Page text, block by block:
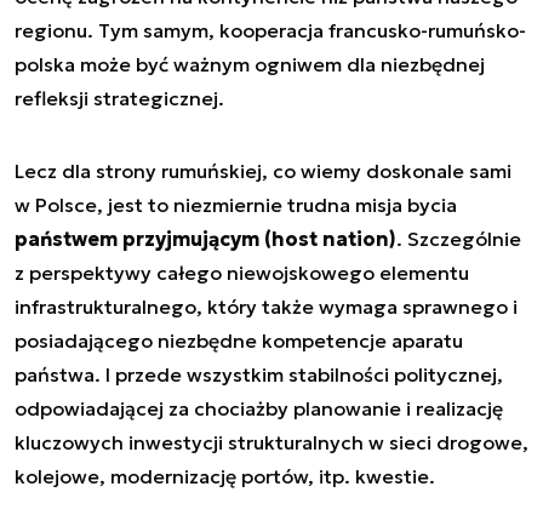
regionu. Tym samym, kooperacja francusko-rumuńsko-
polska może być ważnym ogniwem dla niezbędnej
refleksji strategicznej.
Lecz dla strony rumuńskiej, co wiemy doskonale sami
w Polsce, jest to niezmiernie trudna misja bycia
państwem przyjmującym (host nation). Szczególnie
z perspektywy całego niewojskowego elementu
infrastrukturalnego, który także wymaga sprawnego i
posiadającego niezbędne kompetencje aparatu
państwa. I przede wszystkim stabilności politycznej,
odpowiadającej za chociażby planowanie i realizację
kluczowych inwestycji strukturalnych w sieci drogowe,
kolejowe, modernizację portów, itp. kwestie.